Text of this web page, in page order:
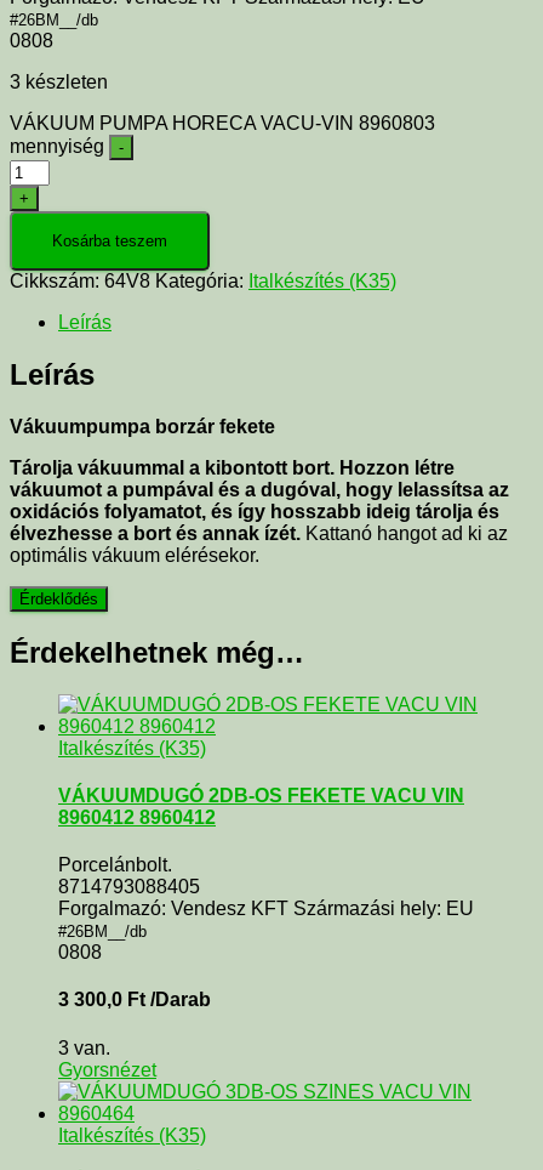
#26BM__/db
0808
3 készleten
VÁKUUM PUMPA HORECA VACU-VIN 8960803
mennyiség
-
+
Kosárba teszem
Cikkszám: 64V8 Kategória: Italkészítés (K35)
Leírás
Leírás
Vákuumpumpa borzár fekete
Tárolja vákuummal a kibontott bort. Hozzon létre
vákuumot a pumpával és a dugóval, hogy lelassítsa az
oxidációs folyamatot, és így hosszabb ideig tárolja és
élvezhesse a bort és annak ízét. Kattanó hangot ad ki az
optimális vákuum elérésekor.
Érdekelhetnek még…
Italkészítés (K35)
VÁKUUMDUGÓ 2DB-OS FEKETE VACU VIN
8960412 8960412
Porcelánbolt.
8714793088405
Forgalmazó: Vendesz KFT Származási hely: EU
#26BM__/db
0808
3 300,0 Ft /Darab
3 van.
Gyorsnézet
Italkészítés (K35)